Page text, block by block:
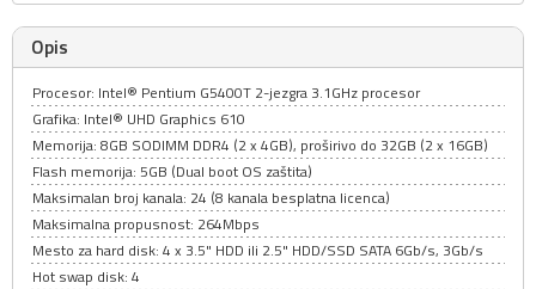
Opis
Procesor: Intel® Pentium G5400T 2-jezgra 3.1GHz procesor
Grafika: Intel® UHD Graphics 610
Memorija: 8GB SODIMM DDR4 (2 x 4GB), proširivo do 32GB (2 x 16GB)
Flash memorija: 5GB (Dual boot OS zaštita)
Maksimalan broj kanala: 24 (8 kanala besplatna licenca)
Maksimalna propusnost: 264Mbps
Mesto za hard disk: 4 x 3.5" HDD ili 2.5" HDD/SSD SATA 6Gb/s, 3Gb/s
Hot swap disk: 4